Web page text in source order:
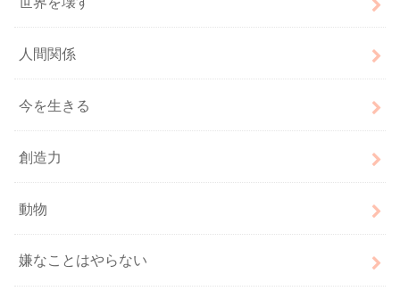
人間関係
今を生きる
創造力
動物
嫌なことはやらない